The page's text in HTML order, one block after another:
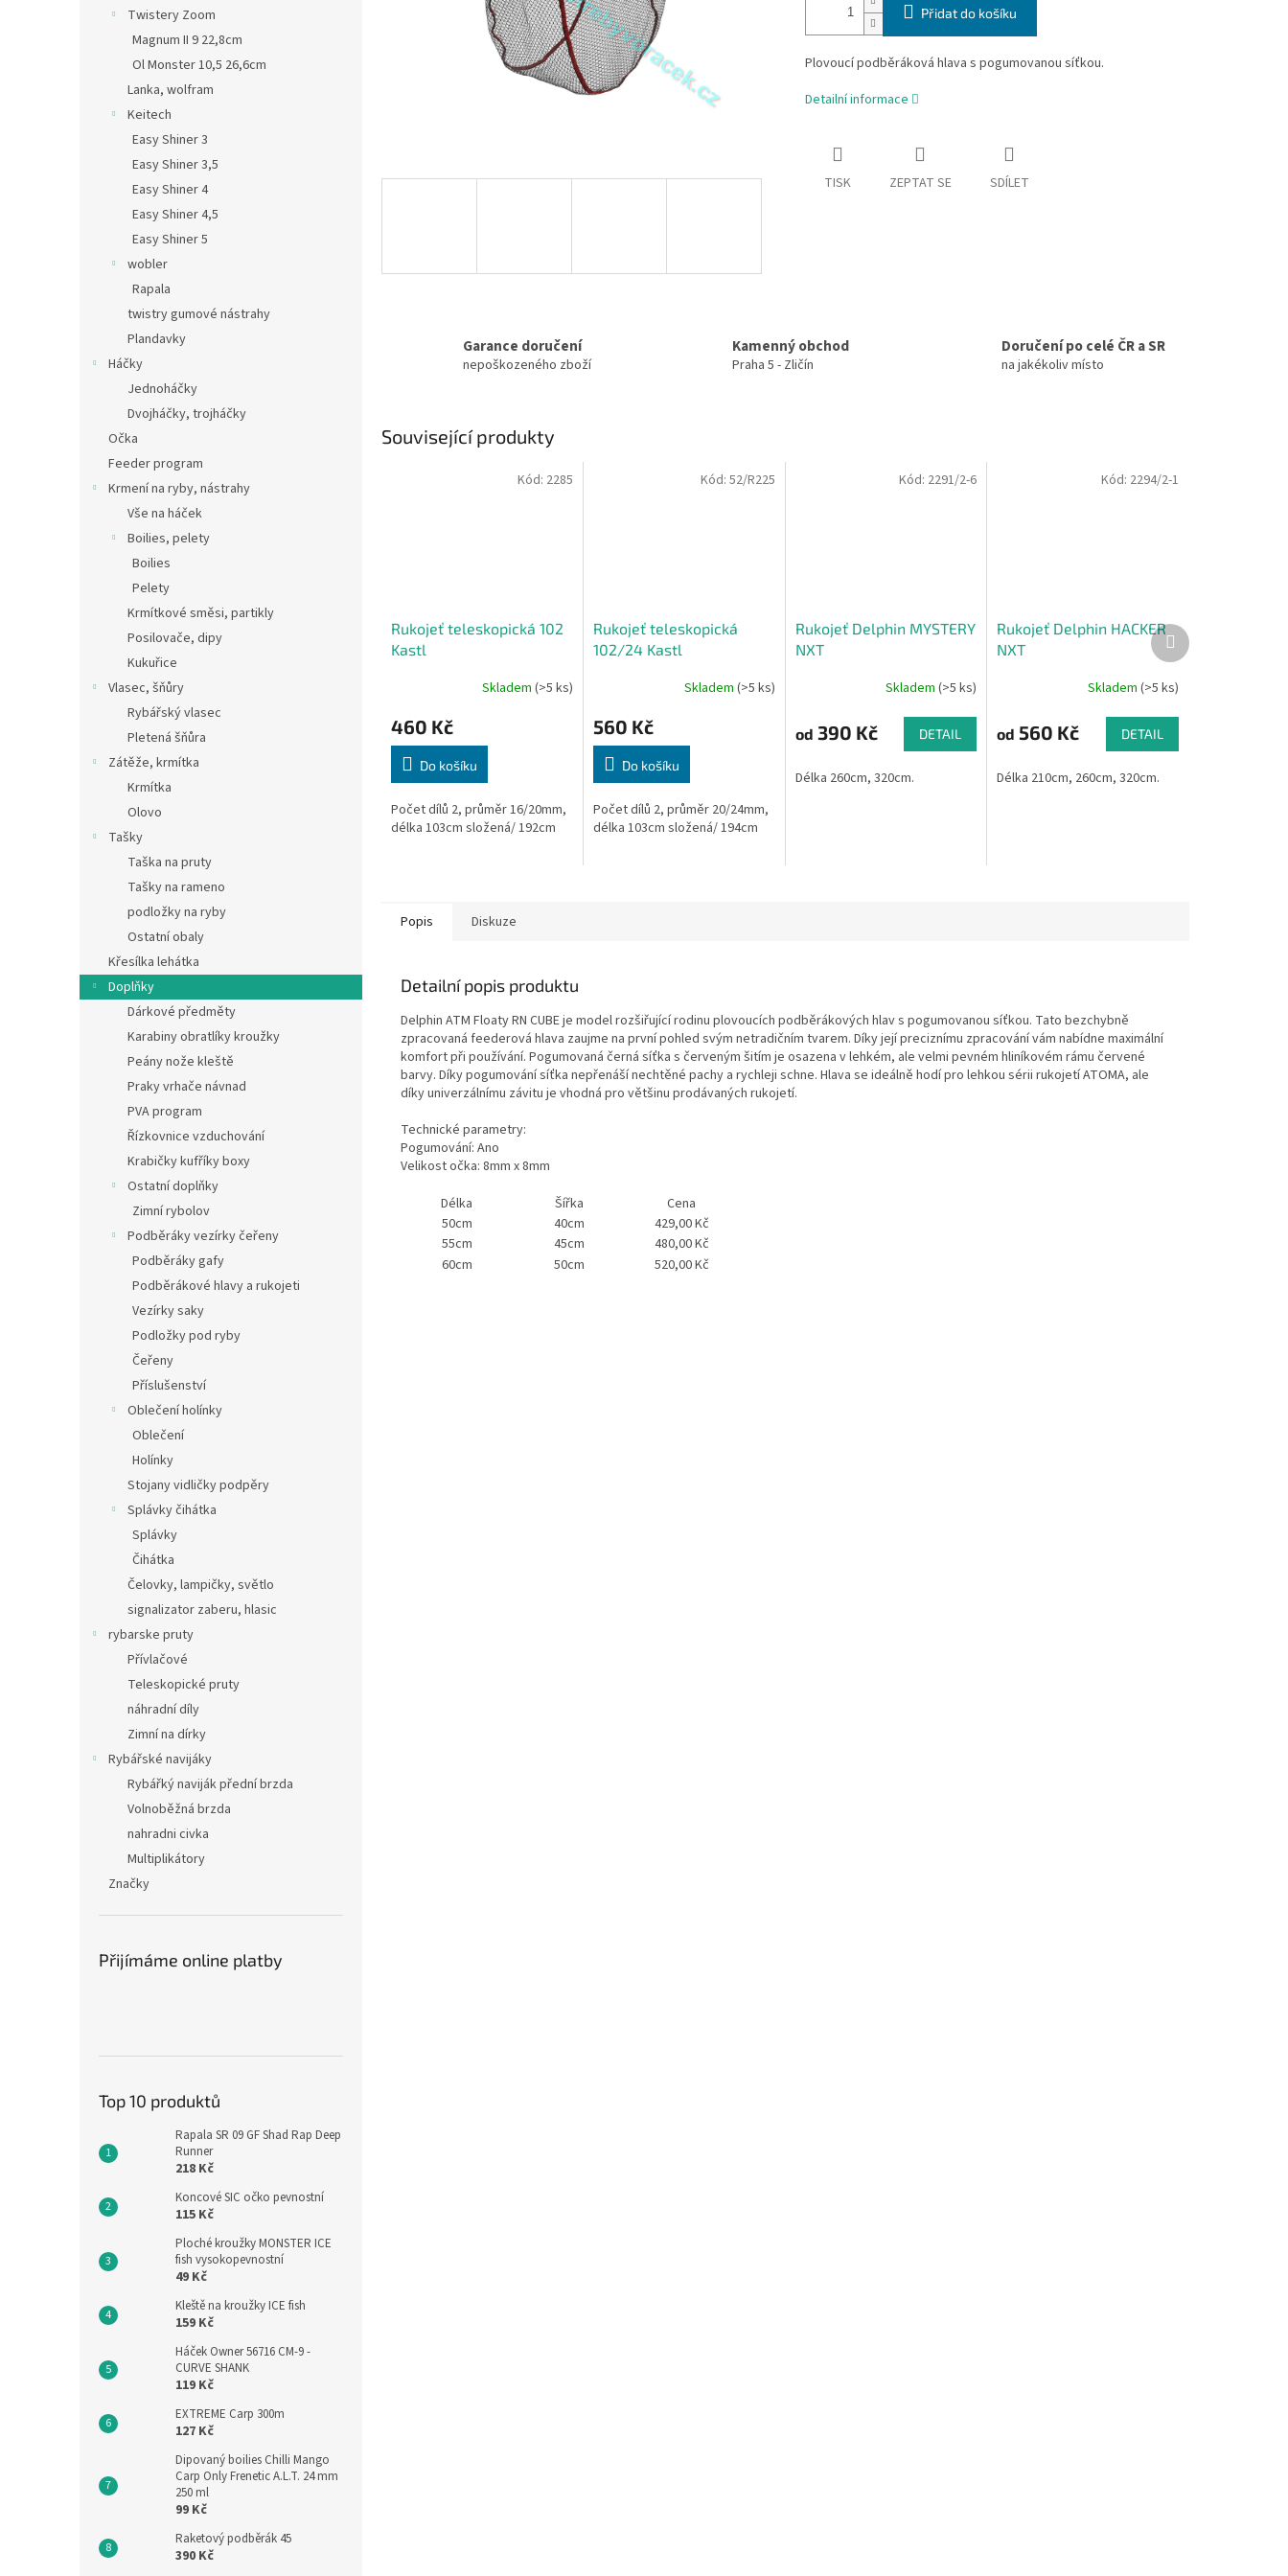
Twistery Zoom
Magnum II 9 22,8cm
Ol Monster 10,5 26,6cm
Lanka, wolfram
Keitech
Easy Shiner 3
Easy Shiner 3,5
Easy Shiner 4
Easy Shiner 4,5
Easy Shiner 5
wobler
Rapala
twistry gumové nástrahy
Plandavky
Háčky
Jednoháčky
Dvojháčky, trojháčky
Očka
Feeder program
Krmení na ryby, nástrahy
Vše na háček
Boilies, pelety
Boilies
Pelety
Krmítkové směsi, partikly
Posilovače, dipy
Kukuřice
Vlasec, šňůry
Rybářský vlasec
Pletená šňůra
Zátěže, krmítka
Krmítka
Olovo
Tašky
Taška na pruty
Tašky na rameno
podložky na ryby
Ostatní obaly
Křesílka lehátka
Doplňky
Dárkové předměty
Karabiny obratlíky kroužky
Peány nože kleště
Praky vrhače návnad
PVA program
Řízkovnice vzduchování
Krabičky kufříky boxy
Ostatní doplňky
Zimní rybolov
Podběráky vezírky čeřeny
Podběráky gafy
Podběrákové hlavy a rukojeti
Vezírky saky
Podložky pod ryby
Čeřeny
Příslušenství
Oblečení holínky
Oblečení
Holínky
Stojany vidličky podpěry
Splávky čihátka
Splávky
Čihátka
Čelovky, lampičky, světlo
signalizator zaberu, hlasic
rybarske pruty
Přívlačové
Teleskopické pruty
náhradní díly
Zimní na dírky
Rybářské navijáky
Rybářký naviják přední brzda
Volnoběžná brzda
nahradni civka
Multiplikátory
Značky
Přijímáme online platby
Top 10 produktů
Rapala SR 09 GF Shad Rap Deep
Runner
218 Kč
Koncové SIC očko pevnostní
115 Kč
Ploché kroužky MONSTER ICE
fish vysokopevnostní
49 Kč
Kleště na kroužky ICE fish
159 Kč
Háček Owner 56716 CM-9 -
CURVE SHANK
119 Kč
EXTREME Carp 300m
127 Kč
Dipovaný boilies Chilli Mango
Carp Only Frenetic A.L.T. 24 mm
250 ml
99 Kč
Raketový podběrák 45
390 Kč
Přidat do košíku
Plovoucí podběráková hlava s pogumovanou síťkou.
Detailní informace
TISK ZEPTAT SE SDÍLET
Garance doručení
nepoškozeného zboží
Kamenný obchod
Praha 5 - Zličín
Doručení po celé ČR a SR
na jakékoliv místo
Související produkty
Rukojeť teleskopická 102
Kastl
Skladem (>5 ks)
460 Kč
Do košíku
Počet dílů 2, průměr 16/20mm,
délka 103cm složená/ 192cm
Kód: 2285
Rukojeť teleskopická
102/24 Kastl
Skladem (>5 ks)
560 Kč
Do košíku
Počet dílů 2, průměr 20/24mm,
délka 103cm složená/ 194cm
Kód: 52/R225
Rukojeť Delphin MYSTERY
NXT
Skladem(>5 ks)
od 390 Kč DETAIL
Délka 260cm, 320cm.
Kód: 2291/2-6
Rukojeť Delphin HACKER
NXT
Skladem (>5 ks)
od 560 Kč DETAIL
Délka 210cm, 260cm, 320cm.
Kód: 2294/2-1
Další
produkt
Popis Diskuze
Detailní popis produktu
Delphin ATM Floaty RN CUBE je model rozšiřující rodinu plovoucích podběrákových hlav s pogumovanou síťkou. Tato bezchybně
zpracovaná feederová hlava zaujme na první pohled svým netradičním tvarem. Díky její preciznímu zpracování vám nabídne maximální
komfort při používání. Pogumovaná černá síťka s červeným šitím je osazena v lehkém, ale velmi pevném hliníkovém rámu červené
barvy. Díky pogumování síťka nepřenáší nechtěné pachy a rychleji schne. Hlava se ideálně hodí pro lehkou sérii rukojetí ATOMA, ale
díky univerzálnímu závitu je vhodná pro většinu prodávaných rukojetí.
Technické parametry:
Pogumování: Ano
Velikost očka: 8mm x 8mm
Délka
Šířka
Cena
50cm
40cm
429,00 Kč
55cm
45cm
480,00 Kč
60cm
50cm 520,00 Kč